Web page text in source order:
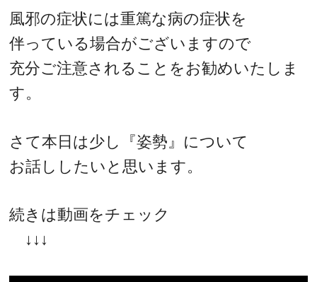
風邪の症状には重篤な病の症状を
伴っている場合がございますので
充分ご注意されることをお勧めいたしま
す。
さて本日は少し『姿勢』について
お話ししたいと思います。
続きは動画をチェック
↓↓↓